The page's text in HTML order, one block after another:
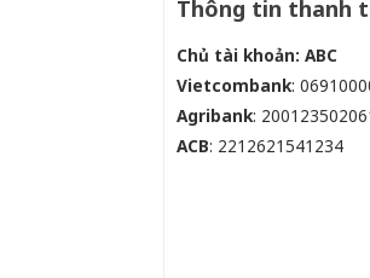
Thông tin thanh
Chủ tài khoản: ABC
Vietcombank:
Agribank:
ACB: 2212621541234